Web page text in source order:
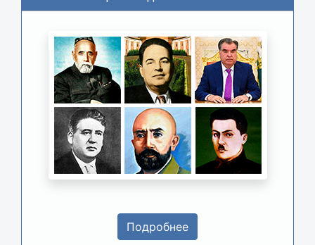
Подробнее